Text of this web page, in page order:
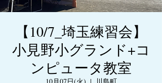
【10/7_埼玉練習会】
小見野小グランド+コ
ンピュータ教室